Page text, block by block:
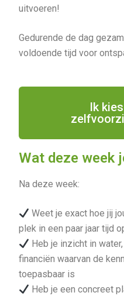
uitvoeren!
Gedurende de dag
voldoende tijd voor
Ik
Wat deze week
Na deze week:
Weet je exact hoe jij
plek in een paar jaar tijd
Heb je inzicht in
financiën waarvan de
toepasbaar is
Heb je een concreet